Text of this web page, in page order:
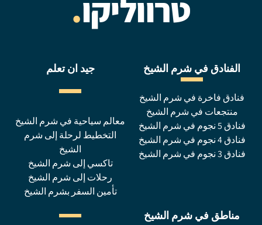
טרווליקו.
الفنادق في شرم الشيخ
فنادق فاخرة في شرم الشيخ
منتجعات في شرم الشيخ
فنادق 5 نجوم في شرم الشيخ
فنادق 4 نجوم في شرم الشيخ
فنادق 3 نجوم في شرم الشيخ
جيد ان تعلم
معالم سياحية في شرم الشيخ
التخطيط لرحلة إلى شرم
الشيخ
تاكسي إلى شرم الشيخ
رحلات إلى شرم الشيخ
تأمين السفر بشرم الشيخ
مناطق في شرم الشيخ